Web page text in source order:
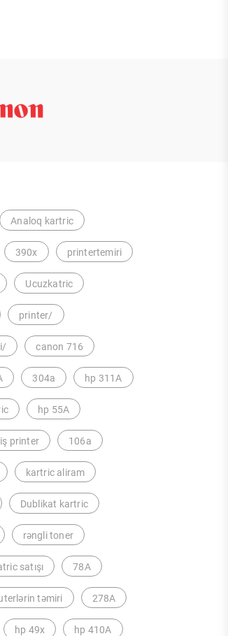
Analoq kartric
390x printertemiri
Ucuzkatric
printer/
canon 716
304a hp 311A
hp 55A
printer 106a
kartric aliram
Dublikat kartric
rəngli toner
satışı 78A
təmiri 278A
hp 49x hp 410A